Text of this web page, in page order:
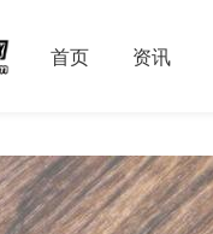
首页 资讯